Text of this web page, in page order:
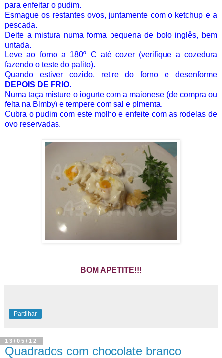
para enfeitar o pudim.
Esmague os restantes ovos, juntamente com o ketchup e a
pescada.
Deite a mistura numa forma pequena de bolo inglês, bem
untada.
Leve ao forno a 180º C até cozer (verifique a cozedura
fazendo o teste do palito).
Quando estiver cozido, retire do forno e desenforme
DEPOIS DE FRIO.
Numa taça misture o iogurte com a maionese (de compra ou
feita na Bimby) e tempere com sal e pimenta.
Cubra o pudim com este molho e enfeite com as rodelas de
ovo reservadas.
BOM APETITE!!!
Partilhar
13/05/12
Quadrados com chocolate branco